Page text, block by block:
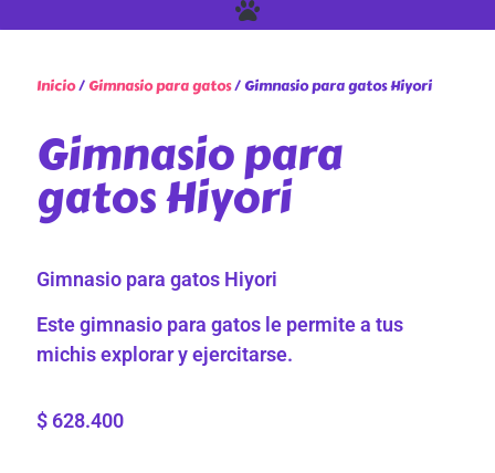
Inicio/Gimnasio para gatos/ Gimnasio para gatos Hiyori
Gimnasio para
gatos Hiyori
Gimnasio para gatos Hiyori
Este gimnasio para gatos le permite a tus
michis explorar y ejercitarse.
$ 628.400